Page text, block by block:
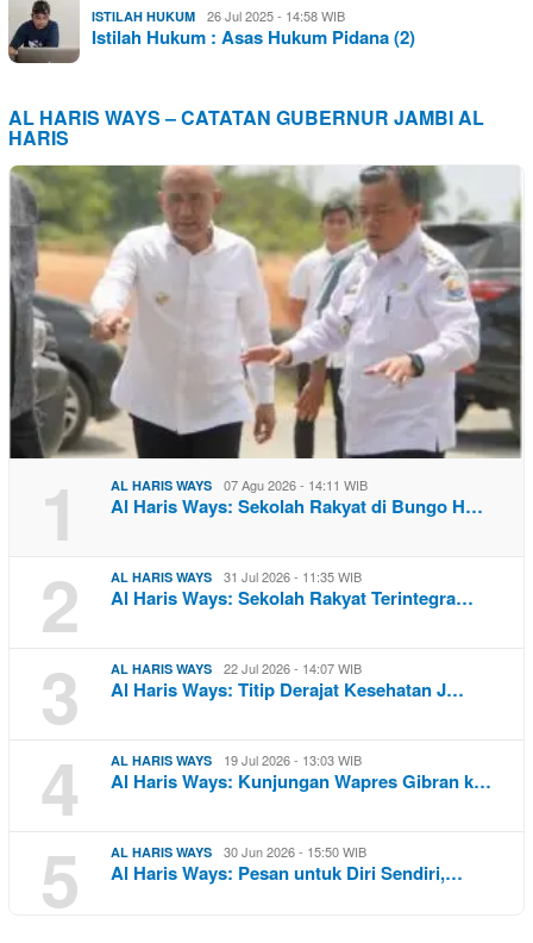
ISTILAH HUKUM 26 Jul 2025 - 14:58 WIB
Istilah Hukum : Asas Hukum Pidana (2)
AL HARIS WAYS – CATATAN GUBERNUR JAMBI AL
HARIS
1 AL HARIS WAYS 07 Agu 2026 - 14:11 WIB
Al Haris Ways: Sekolah Rakyat di Bungo H…
2 AL HARIS WAYS 31 Jul 2026 - 11:35 WIB
Al Haris Ways: Sekolah Rakyat Terintegra…
3 AL HARIS WAYS 22 Jul 2026 - 14:07 WIB
Al Haris Ways: Titip Derajat Kesehatan J…
4 AL HARIS WAYS 19 Jul 2026 - 13:03 WIB
Al Haris Ways: Kunjungan Wapres Gibran k…
5 AL HARIS WAYS 30 Jun 2026 - 15:50 WIB
Al Haris Ways: Pesan untuk Diri Sendiri,…